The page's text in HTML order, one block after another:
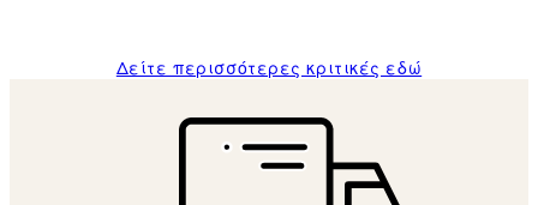
Δείτε περισσότερες κριτικές εδώ